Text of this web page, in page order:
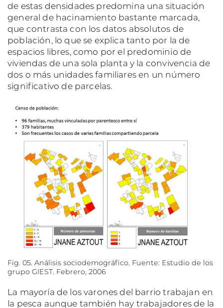
de estas densidades predomina una situación
general de hacinamiento bastante marcada,
que contrasta con los datos absolutos de
población, lo que se explica tanto por la de
espacios libres, como por el predominio de
viviendas de una sola planta y la convivencia de
dos o más unidades familiares en un número
significativo de parcelas.
Fig. 05. Análisis sociodemográfico. Fuente: Estudio de los
grupo GIEST. Febrero, 2006
La mayoría de los varones del barrio trabajan en
la pesca aunque también hay trabajadores de la